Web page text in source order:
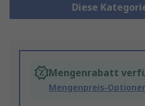
Diese
Mengenrabatt
Mengenpreis-